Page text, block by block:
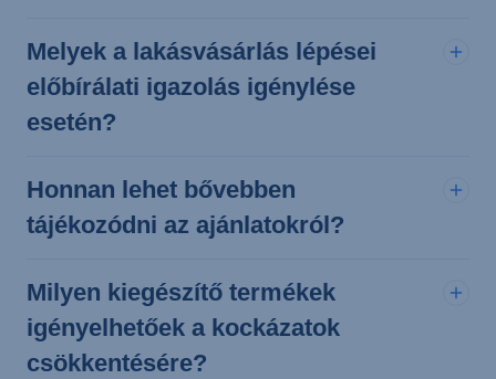
Melyek a lakásvásárlás lépései
előbírálati igazolás igénylése
esetén?
Honnan lehet bővebben
tájékozódni az ajánlatokról?
Milyen kiegészítő termékek
igényelhetőek a kockázatok
csökkentésére?